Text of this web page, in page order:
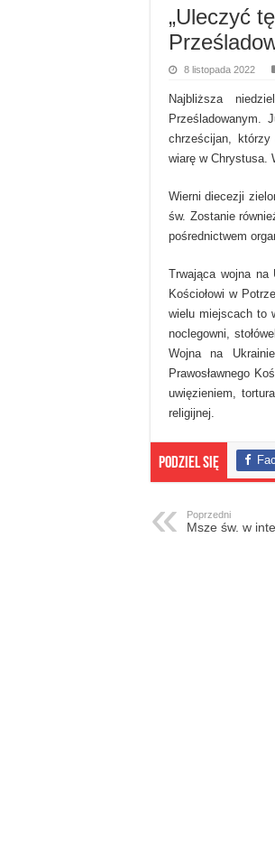
„Uleczyć
8 listopada 2022
Najbliższa
Prześladowanym.
chrześcijan,
wiarę w Chrystusa.
Wierni diecezji
św. Zostanie
pośrednictwem
Trwająca wojna na
Kościołowi w
wielu miejscach to
noclegowni,
Wojna na
Prawosławnego
uwięzieniem,
religijnej.
Podziel się
Poprzedni
Msze św. w